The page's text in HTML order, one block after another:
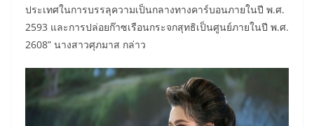
ประเทศในการบรรลุความเป็นกลางทางคาร์บอนภายในปี พ.ศ.
2593 และการปล่อยก๊าซเรือนกระจกสุทธิเป็นศูนย์ภายในปี พ.ศ.
2608” นางสาวศุภมาส กล่าว